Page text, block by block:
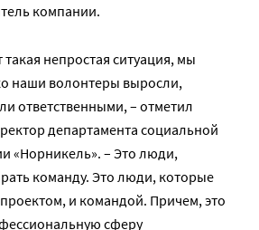
компании.
непростая ситуация, мы
наши волонтеры выросли,
ответственными, – отметил
департамента социальной
«Норникель». – Это люди,
команду. Это люди, которые
и командой. Причем, это
сферу